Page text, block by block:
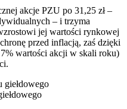
akcje PZU po 31,25 zł –
– i trzyma
jej wartości rynkowej
przed inflacją, zaś dzięki
wartości akcji w skali roku)